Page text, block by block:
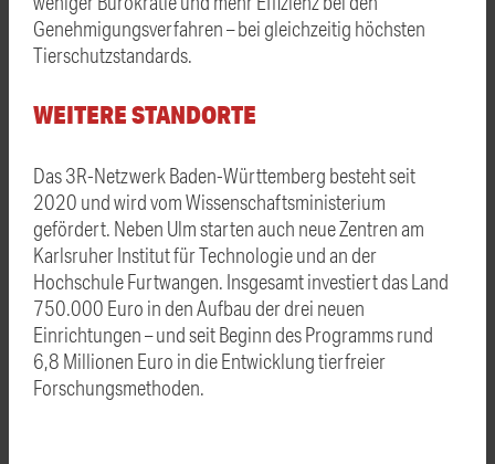
Genehmigungsverfahren – bei gleichzeitig höchsten
Tierschutzstandards.
WEITERE STANDORTE
Das 3R-Netzwerk Baden-Württemberg besteht seit
2020 und wird vom Wissenschaftsministerium
gefördert. Neben Ulm starten auch neue Zentren am
Karlsruher Institut für Technologie und an der
Hochschule Furtwangen. Insgesamt investiert das Land
750.000 Euro in den Aufbau der drei neuen
Einrichtungen – und seit Beginn des Programms rund
6,8 Millionen Euro in die Entwicklung tierfreier
Forschungsmethoden.